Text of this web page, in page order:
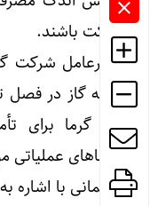
شرکت باشند.
مدیرعامل شرکت
بهینه گاز در فصل
اوج گرما برای
تنگناهای
سلیمانی با